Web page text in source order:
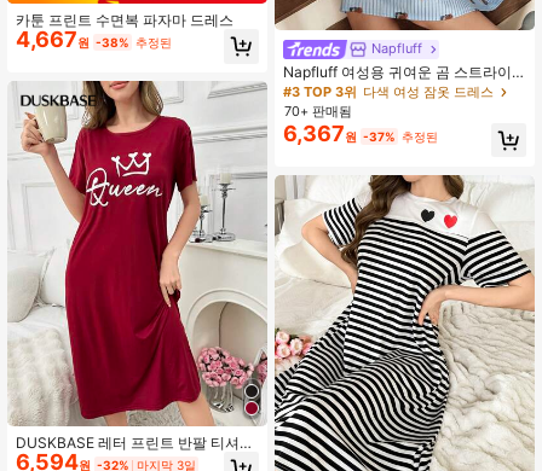
카툰 프린트 수면복 파자마 드레스
4,667원 -38% 추정된
DUSKBASE 레터 프린트 반팔 티셔츠
긴 파자마 나이트 드레스, 무무 수면
6,594원 -32% 마지막 3일
Napfluff
Napfluff 여성용 귀여운 곰 스트라이
프 프린트 프릴 트림 라운드 넥 캐미솔
A라인 잠옷
#3 TOP 3위 다색 여성 잠옷 드레스
70+ 판매됨
6,367원 -37% 추정된